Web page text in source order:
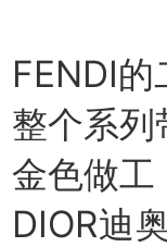
FENDI
整个系
金色做工
DIOR迪